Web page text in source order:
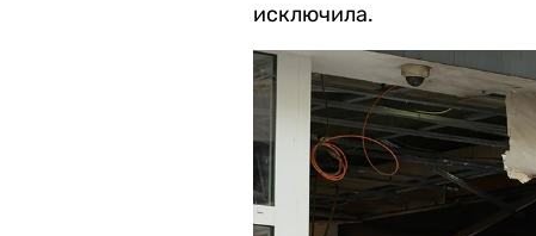
исключила.